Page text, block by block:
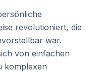
revolutioniert, die
war.
von einfachen
komplexen